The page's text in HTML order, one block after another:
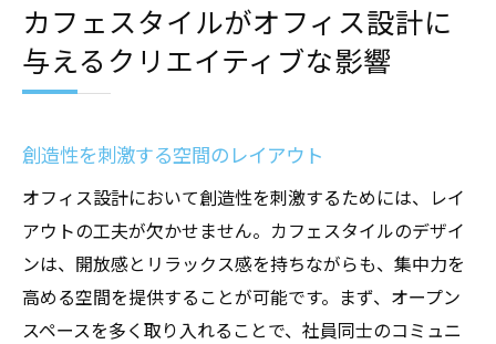
カフェスタイルがオフィス設計に
与えるクリエイティブな影響
創造性を刺激する空間のレイアウト
オフィス設計において創造性を刺激するためには、レイ
アウトの工夫が欠かせません。カフェスタイルのデザイ
ンは、開放感とリラックス感を持ちながらも、集中力を
高める空間を提供することが可能です。まず、オープン
スペースを多く取り入れることで、社員同士のコミュニ